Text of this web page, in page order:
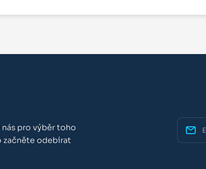
pro výběr toho
začněte odebírat